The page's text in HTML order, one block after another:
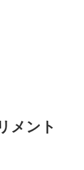
メント